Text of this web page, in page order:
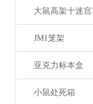
大鼠高架十迷宫
JM1笼架
亚克力标本盒
小鼠处死箱